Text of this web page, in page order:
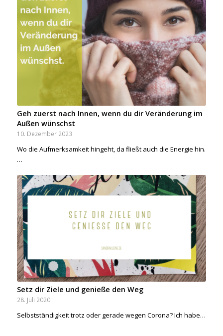
Geh zuerst nach Innen, wenn du dir Veränderung im
Außen wünschst
10. Dezember 2023
Wo die Aufmerksamkeit hingeht, da fließt auch die Energie hin.
…
Setz dir Ziele und genieße den Weg
28. Juli 2020
Selbstständigkeit trotz oder gerade wegen Corona? Ich habe…